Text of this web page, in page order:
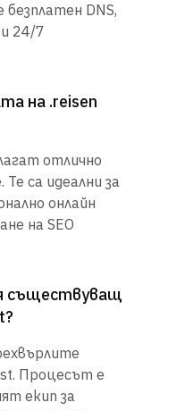
DNS,
24/7
на .reisen
отлично
Те са идеални за
онлайн
на SEO
съществуващ
Процесът е
екип за